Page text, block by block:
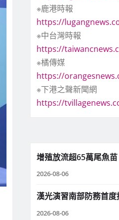
※鹿港時報
https://
※中台灣時報
https://
※橘傳媒
https://
※下港之聲新聞網
https://
增殖放流超65萬尾魚
2026-08-06
漢光演習南部防務首
2026-08-06